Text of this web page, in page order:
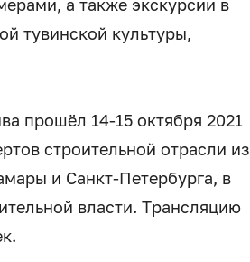
а также экскурсии в
тувинской культуры,
прошёл 14-15 октября 2021
строительной отрасли из
и Санкт-Петербурга, в
власти. Трансляцию